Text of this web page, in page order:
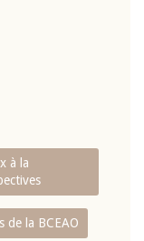
à la
de la BCEAO